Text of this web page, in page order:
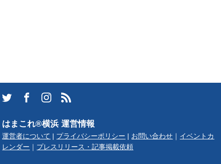
はまこれ®横浜 運営情報
運営者について プライバシーポリシー お問い合わせ
イベントカ
レンダー
プレスリリース・記事掲載依頼